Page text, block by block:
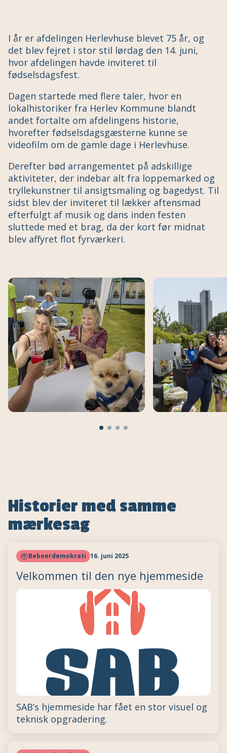
I år er afdelingen Herlevhuse blevet 75 år, og
det blev fejret i stor stil lørdag den 14. juni,
hvor afdelingen havde inviteret til
fødselsdagsfest.
Dagen startede med flere taler, hvor en
lokalhistoriker fra Herlev Kommune blandt
andet fortalte om afdelingens historie,
hvorefter fødselsdagsgæsterne kunne se
videofilm om de gamle dage i Herlevhuse.
Derefter bød arrangementet på adskillige
aktiviteter, der indebar alt fra loppemarked og
tryllekunstner til ansigtsmaling og bagedyst. Til
sidst blev der inviteret til lækker aftensmad
efterfulgt af musik og dans inden festen
sluttede med et brag, da der kort før midnat
blev affyret flot fyrværkeri.
Historier med samme
mærkesag
Beboerdemokrati 16. juni 2025
Velkommen til den nye hjemmeside
SAB’s hjemmeside har fået en stor visuel og
teknisk opgradering.